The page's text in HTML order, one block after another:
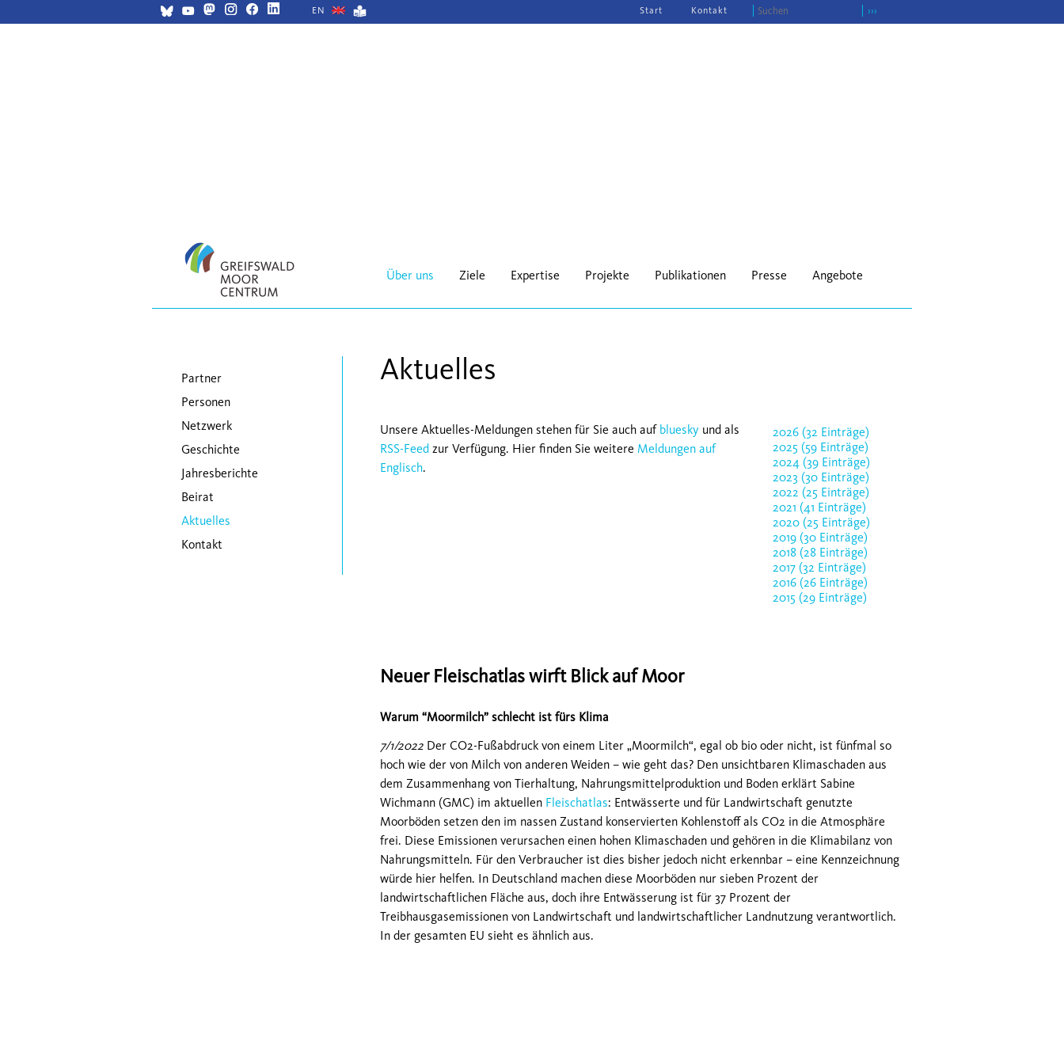
EN ›››
Navigation
überspringen
Start Kontakt
Navigation
überspringen
Über uns Ziele Expertise Projekte Publikationen Presse Angebote
Aktuelles
Unsere Aktuelles-Meldungen stehen für Sie auch auf bluesky und als
RSS-Feed zur Verfügung. Hier finden Sie weitere Meldungen auf
Englisch.
2026 (32 Einträge)
2025 (59 Einträge)
2024 (39 Einträge)
2023 (30 Einträge)
2022 (25 Einträge)
2021 (41 Einträge)
2020 (25 Einträge)
2019 (30 Einträge)
2018 (28 Einträge)
2017 (32 Einträge)
2016 (26 Einträge)
2015 (29 Einträge)
Neuer Fleischatlas wirft Blick auf Moor
Warum “Moormilch” schlecht ist fürs Klima
7/1/2022 Der CO2-Fußabdruck von einem Liter „Moormilch“, egal ob bio oder nicht, ist fünfmal so
hoch wie der von Milch von anderen Weiden – wie geht das? Den unsichtbaren Klimaschaden aus
dem Zusammenhang von Tierhaltung, Nahrungsmittelproduktion und Boden erklärt Sabine
Wichmann (GMC) im aktuellen Fleischatlas: Entwässerte und für Landwirtschaft genutzte
Moorböden setzen den im nassen Zustand konservierten Kohlenstoff als CO2 in die Atmosphäre
frei. Diese Emissionen verursachen einen hohen Klimaschaden und gehören in die Klimabilanz von
Nahrungsmitteln. Für den Verbraucher ist dies bisher jedoch nicht erkennbar – eine Kennzeichnung
würde hier helfen. In Deutschland machen diese Moorböden nur sieben Prozent der
landwirtschaftlichen Fläche aus, doch ihre Entwässerung ist für 37 Prozent der
Treibhausgasemissionen von Landwirtschaft und landwirtschaftlicher Landnutzung verantwortlich.
In der gesamten EU sieht es ähnlich aus.
Navigation überspringen
Partner
Personen
Netzwerk
Geschichte
Jahresberichte
Beirat
Aktuelles
Kontakt